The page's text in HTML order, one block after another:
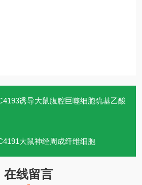
诱导大鼠腹腔巨噬细胞巯基乙酸
大鼠神经周成纤维细胞
在线留言